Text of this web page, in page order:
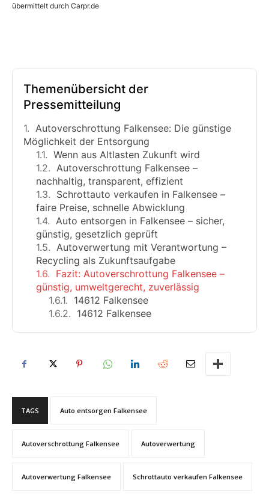
übermittelt durch Carpr.de
Themenübersicht der
Pressemitteilung
Autoverschrottung Falkensee: Die günstige
Möglichkeit der Entsorgung
Wenn aus Altlasten Zukunft wird
Autoverschrottung Falkensee –
nachhaltig, transparent, effizient
Schrottauto verkaufen in Falkensee –
faire Preise, schnelle Abwicklung
Auto entsorgen in Falkensee – sicher,
günstig, gesetzlich geprüft
Autoverwertung mit Verantwortung –
Recycling als Zukunftsaufgabe
Fazit: Autoverschrottung Falkensee –
günstig, umweltgerecht, zuverlässig
14612 Falkensee
14612 Falkensee
TAGS Auto entsorgen Falkensee
Autoverschrottung Falkensee Autoverwertung
Autoverwertung Falkensee Schrottauto verkaufen Falkensee